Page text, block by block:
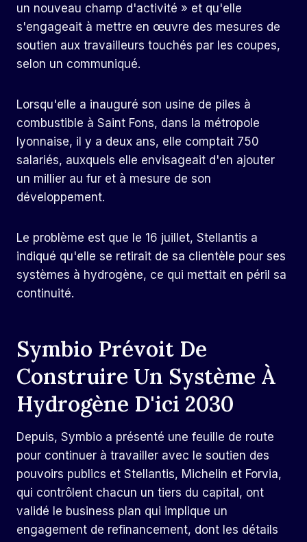
un nouveau champ d'activité » et qu'elle
s'engageait à mettre en œuvre des mesures de
soutien aux travailleurs touchés par les coupes,
selon un communiqué.
Lorsqu'elle a inauguré son usine de piles à
combustible à Saint Fons, dans la métropole
lyonnaise, il y a deux ans, elle comptait 750
salariés, auxquels elle envisageait d'en ajouter
un millier au fur et à mesure de son
développement.
Le problème est que le 16 juillet, Stellantis a
indiqué qu'elle se retirait de sa clientèle pour ses
systèmes à hydrogène, ce qui mettait en péril sa
continuité.
Symbio Prévoit De
Construire Un Système À
Hydrogène D'ici 2030
Depuis, Symbio a présenté une feuille de route
pour continuer à travailler avec le soutien des
pouvoirs publics et Stellantis, Michelin et Forvia,
qui contrôlent chacun un tiers du capital, ont
validé le business plan qui implique un
engagement de refinancement, dont les détails